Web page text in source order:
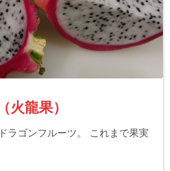
火龍果）
ラゴンフルーツ。 これまで果実